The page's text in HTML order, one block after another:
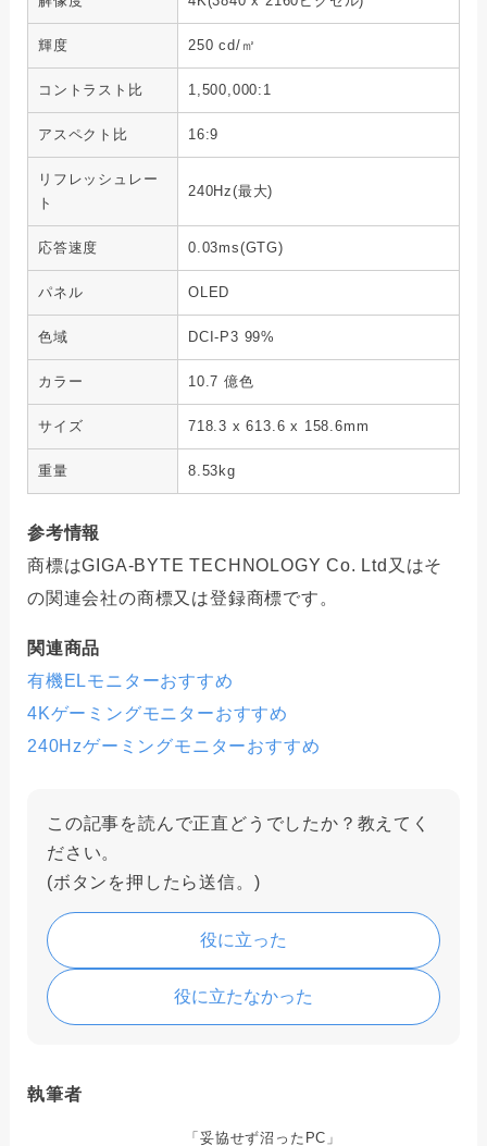
輝度 250 cd/㎡
コントラスト比 1,500,000:1
アスペクト比 16:9
リフレッシュレー
ト
240Hz(最大)
応答速度 0.03ms(GTG)
パネル OLED
色域 DCI-P3 99%
カラー 10.7 億色
サイズ 718.3 x 613.6 x 158.6mm
重量 8.53kg
参考情報
商標はGIGA-BYTE TECHNOLOGY Co. Ltd又はそ
の関連会社の商標又は登録商標です。
関連商品
有機ELモニターおすすめ
4Kゲーミングモニターおすすめ
240Hzゲーミングモニターおすすめ
この記事を読んで正直どうでしたか？教えてく
ださい。
(ボタンを押したら送信。)
役に立った
役に立たなかった
執筆者
「妥協せず沼ったPC」